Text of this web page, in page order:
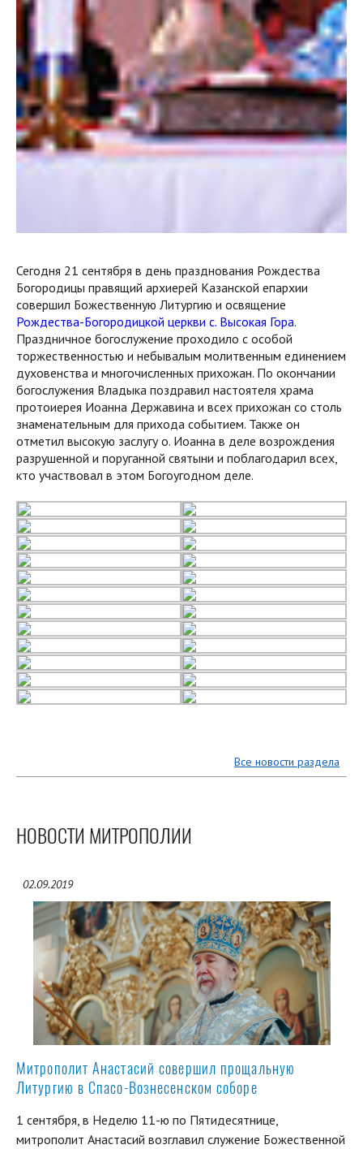
Сегодня 21 сентября в день празднования Рождества
Богородицы правящий архиерей Казанской епархии
совершил Божественную Литургию и освящение
Рождества-Богородицкой церкви с. Высокая Гора.
Праздничное богослужение проходило с особой
торжественностью и небывалым молитвенным единением
духовенства и многочисленных прихожан. По окончании
богослужения Владыка поздравил настоятеля храма
протоиерея Иоанна Державина и всех прихожан со столь
знаменательным для прихода событием. Также он
отметил высокую заслугу о. Иоанна в деле возрождения
разрушенной и поруганной святыни и поблагодарил всех,
кто участвовал в этом Богоугодном деле.
Все новости раздела
НОВОСТИ МИТРОПОЛИИ
02.09.2019
Митрополит Анастасий совершил прощальную
Литургию в Спасо-Вознесенском соборе
1 сентября, в Неделю 11-ю по Пятидесятнице,
митрополит Анастасий возглавил служение Божественной